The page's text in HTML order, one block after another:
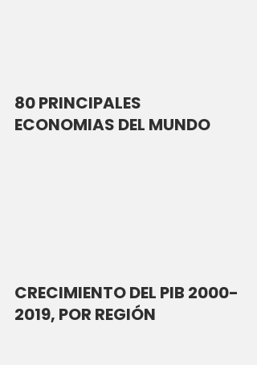
80 PRINCIPALES
ECONOMIAS DEL MUNDO
CRECIMIENTO DEL PIB 2000-
2019, POR REGIÓN